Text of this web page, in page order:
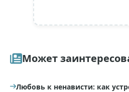
Может
Любовь к ненависти: как